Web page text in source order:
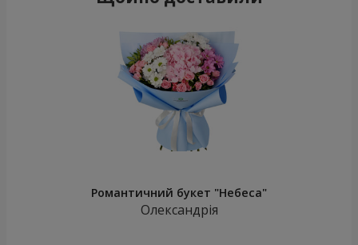
Романтичний букет "Небеса"
Олександрія